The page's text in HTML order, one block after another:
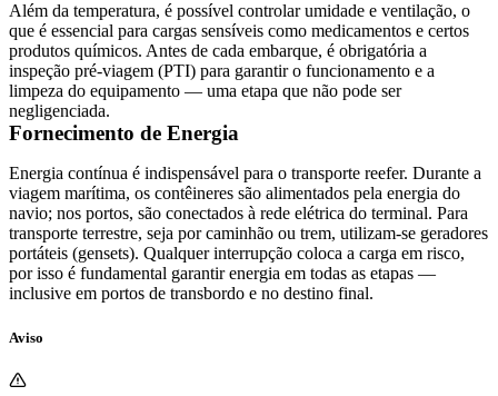
Além da temperatura, é possível controlar umidade e ventilação, o
que é essencial para cargas sensíveis como medicamentos e certos
produtos químicos. Antes de cada embarque, é obrigatória a
inspeção pré-viagem (PTI) para garantir o funcionamento e a
limpeza do equipamento — uma etapa que não pode ser
negligenciada.
Fornecimento de Energia
Energia contínua é indispensável para o transporte reefer. Durante a
viagem marítima, os contêineres são alimentados pela energia do
navio; nos portos, são conectados à rede elétrica do terminal. Para
transporte terrestre, seja por caminhão ou trem, utilizam-se geradores
portáteis (gensets). Qualquer interrupção coloca a carga em risco,
por isso é fundamental garantir energia em todas as etapas —
inclusive em portos de transbordo e no destino final.
Aviso